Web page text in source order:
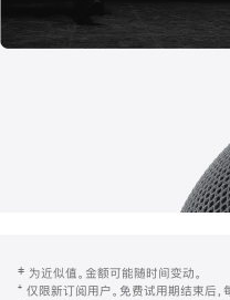
页
注
‡ 为近似值。金额可能随时间变动。
⁺ 仅限新订阅用户。免费试用期结束后